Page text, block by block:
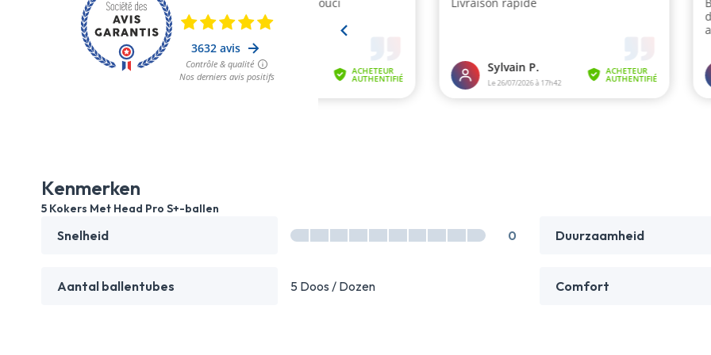
Kenmerken
5 Kokers Met Head Pro S+-ballen
Snelheid 0 Duurzaamheid
Aantal ballentubes 5 Doos / Dozen Comfort